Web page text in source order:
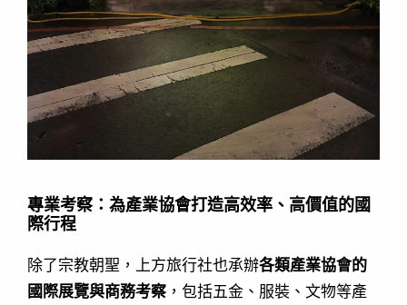
專業考察：為產業協會打造高效率、高價值的國
際行程
除了宗教朝聖，上方旅行社也承辦各類產業協會的
國際展覽與商務考察 ，包括五金、服裝、文物等產